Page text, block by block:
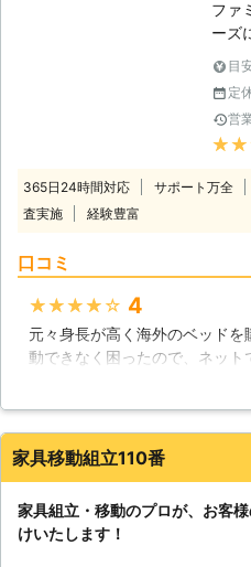
ファ
ーズ
り
能な
具組
難し
じて
立は
悩み
組立
た
立を
目
定
営
365日24時間対応 サポート万全
査実施
経験豊富
口コミ
★★★★★ 4
元々身長が高く海外のベッド
動できなく困ったので、ネッ
を見つけました。問合わせて2
んだので、作業を依頼して良か
機にもし家具や家財の件で何か
岩手県 一関市
家具移動組立110番
家具組立・移動のプロが、お客
けいたします！